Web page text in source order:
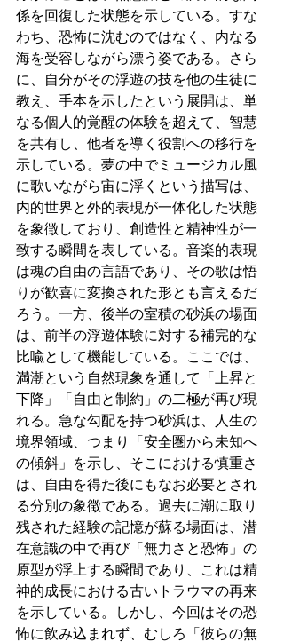
係を回復した状態を示している。すな
わち、恐怖に沈むのではなく、内なる
海を受容しながら漂う姿である。さら
に、自分がその浮遊の技を他の生徒に
教え、手本を示したという展開は、単
なる個人的覚醒の体験を超えて、智慧
を共有し、他者を導く役割への移行を
示している。夢の中でミュージカル風
に歌いながら宙に浮くという描写は、
内的世界と外的表現が一体化した状態
を象徴しており、創造性と精神性が一
致する瞬間を表している。音楽的表現
は魂の自由の言語であり、その歌は悟
りが歓喜に変換された形とも言えるだ
ろう。一方、後半の室積の砂浜の場面
は、前半の浮遊体験に対する補完的な
比喩として機能している。ここでは、
満潮という自然現象を通して「上昇と
下降」「自由と制約」の二極が再び現
れる。急な勾配を持つ砂浜は、人生の
境界領域、つまり「安全圏から未知へ
の傾斜」を示し、そこにおける慎重さ
は、自由を得た後にもなお必要とされ
る分別の象徴である。過去に潮に取り
残された経験の記憶が蘇る場面は、潜
在意識の中で再び「無力さと恐怖」の
原型が浮上する瞬間であり、これは精
神的成長における古いトラウマの再来
を示している。しかし、今回はその恐
怖に飲み込まれず、むしろ「彼らの無